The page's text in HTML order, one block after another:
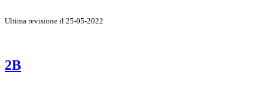
Ultima revisione il 25-05-2022
2B